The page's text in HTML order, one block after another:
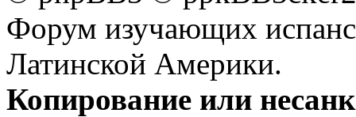
Форум изучающих
Латинской Америки.
Копирование или